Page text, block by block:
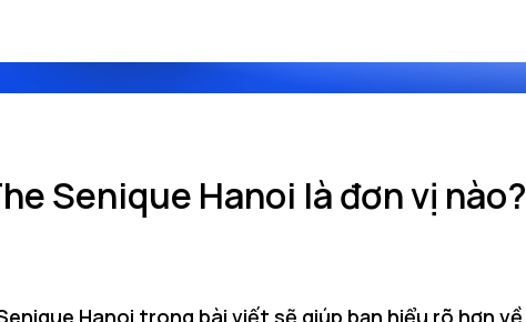
Senique Hanoi là đơn vị nào?
Hanoi trong bài viết sẽ giúp bạn hiểu rõ hơn về